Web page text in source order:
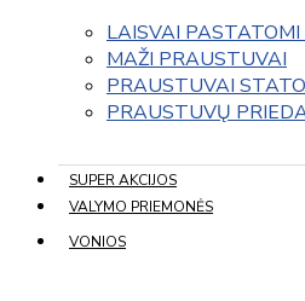
LAISVAI
MAŽI PRAUSTUVAI
PRAUSTUVAI
PRAUSTUVŲ
SUPER AKCIJOS
VALYMO PRIEMONĖS
VONIOS